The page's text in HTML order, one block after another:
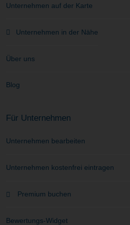
Unternehmen auf der Karte
Unternehmen in der Nähe
Über uns
Blog
Für Unternehmen
Unternehmen bearbeiten
Unternehmen kostenfrei eintragen
Premium buchen
Bewertungs-Widget